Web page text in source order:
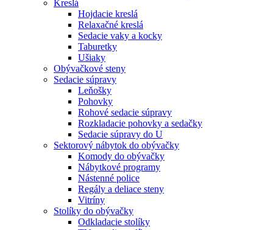
Kreslá
Hojdacie kreslá
Relaxačné kreslá
Sedacie vaky a kocky
Taburetky
Ušiaky
Obývačkové steny
Sedacie súpravy
Leňošky
Pohovky
Rohové sedacie súpravy
Rozkladacie pohovky a sedačky
Sedacie súpravy do U
Sektorový nábytok do obývačky
Komody do obývačky
Nábytkové programy
Nástenné police
Regály a deliace steny
Vitríny
Stolíky do obývačky
Odkladacie stolíky